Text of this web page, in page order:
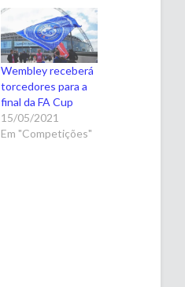
Wembley receberá
torcedores para a
final da FA Cup
15/05/2021
Em "Competições"